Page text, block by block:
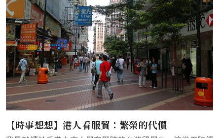
【時事想想】港人看服貿：繁榮的代價